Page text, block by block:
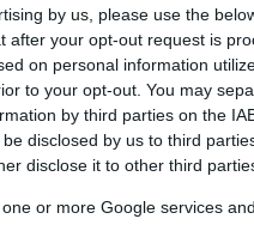
by us, please use the
after your opt-out request is
on personal information
to your opt-out. You may
by third parties on the
disclosed by us to third
disclose it to other third
or more Google services